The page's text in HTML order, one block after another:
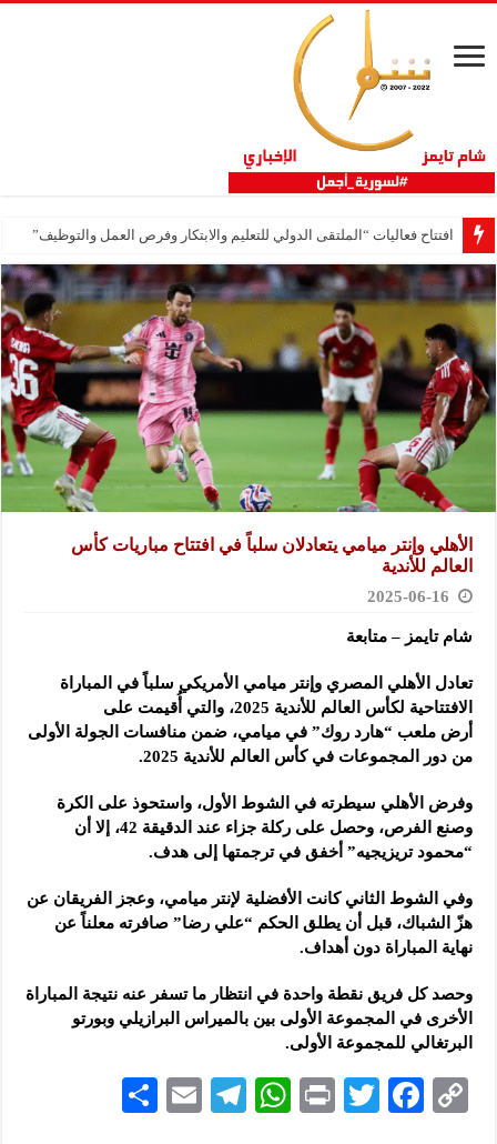
افتتاح فعاليات “الملتقى الدولي للتعليم والابتكار وفرص العمل والتوظيف”
الأهلي وإنتر ميامي يتعادلان سلباً في افتتاح مباريات كأس
العالم للأندية
2025-06-16
شام تايمز – متابعة
تعادل الأهلي المصري وإنتر ميامي الأمريكي سلباً في المباراة
الافتتاحية لكأس العالم للأندية 2025، والتي أُقيمت على
أرض ملعب “هارد روك” في ميامي، ضمن منافسات الجولة الأولى
من دور المجموعات في كأس العالم للأندية 2025.
وفرض الأهلي سيطرته في الشوط الأول، واستحوذ على الكرة
وصنع الفرص، وحصل على ركلة جزاء عند الدقيقة 42، إلا أن
“محمود تريزيجيه” أخفق في ترجمتها إلى هدف.
وفي الشوط الثاني كانت الأفضلية لإنتر ميامي، وعجز الفريقان عن
هزّ الشباك، قبل أن يطلق الحكم “علي رضا” صافرته معلناً عن
نهاية المباراة دون أهداف.
وحصد كل فريق نقطة واحدة في انتظار ما تسفر عنه نتيجة المباراة
الأخرى في المجموعة الأولى بين بالميراس البرازيلي وبورتو
البرتغالي للمجموعة الأولى.
C
F
T
P
W
Te
E